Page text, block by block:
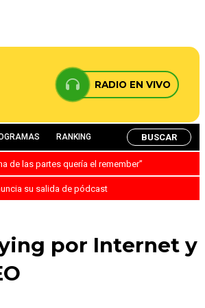
RADIO EN VIVO
RANKING BUSCAR
de las partes quería el remember”
su salida de pódcast
por Internet y